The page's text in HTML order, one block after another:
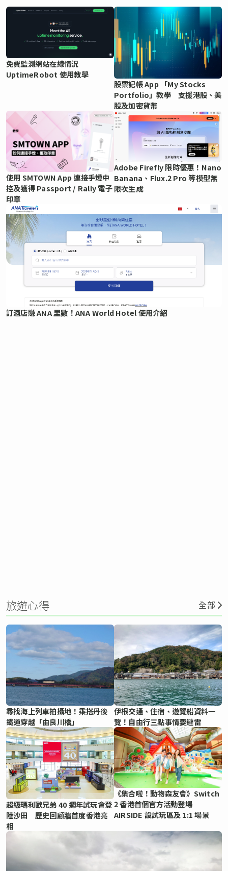
免費監測網站在線情況
UptimeRobot 使用教學
股票記帳 App 「My Stocks
Portfolio」教學 支援港股、美
股及加密貨幣
使用 SMTOWN App 連接手燈中
控及獲得 Passport / Rally 電子
印章
Adobe Firefly 限時優惠！Nano
Banana、Flux.2 Pro 等模型無
限次生成
訂酒店賺 ANA 里數！ANA World Hotel 使用介紹
旅遊心得 全部
尋找海上列車拍攝地！乘搭丹後
鐵道穿越「由良川橋」
伊根交通、住宿、遊覽船資料一
覽！自由行三點事情要避雷
超級瑪利歐兄弟 40 週年試玩會登
陸沙田 歷史回顧牆首度香港亮
相
《集合啦！動物森友會》Switch
2 香港首個官方活動登場
AIRSIDE 設試玩區及 1:1 場景